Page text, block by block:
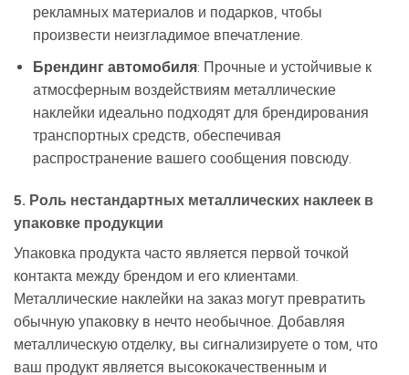
рекламных материалов и подарков, чтобы
произвести неизгладимое впечатление.
Брендинг автомобиля: Прочные и устойчивые к
атмосферным воздействиям металлические
наклейки идеально подходят для брендирования
транспортных средств, обеспечивая
распространение вашего сообщения повсюду.
5. Роль нестандартных металлических наклеек в
упаковке продукции
Упаковка продукта часто является первой точкой
контакта между брендом и его клиентами.
Металлические наклейки на заказ могут превратить
обычную упаковку в нечто необычное. Добавляя
металлическую отделку, вы сигнализируете о том, что
ваш продукт является высококачественным и